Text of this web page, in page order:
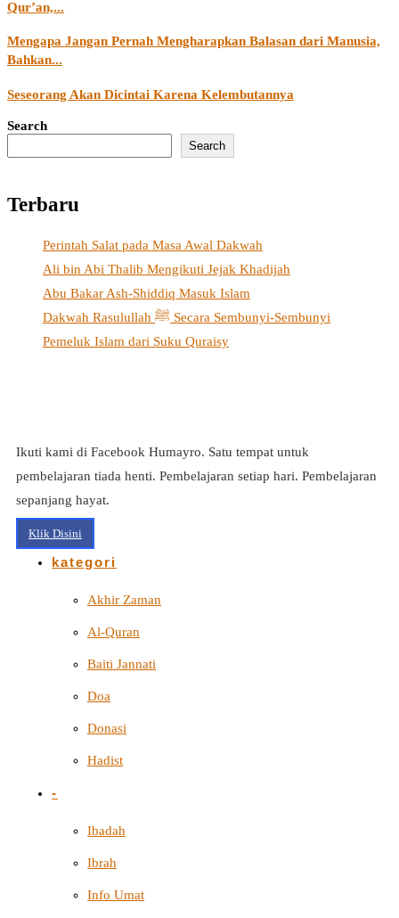
Qur’an,...
Mengapa Jangan Pernah Mengharapkan Balasan dari Manusia,
Bahkan...
Seseorang Akan Dicintai Karena Kelembutannya
Search
Search
Terbaru
Perintah Salat pada Masa Awal Dakwah
Ali bin Abi Thalib Mengikuti Jejak Khadijah
Abu Bakar Ash-Shiddiq Masuk Islam
Dakwah Rasulullah ﷺ Secara Sembunyi-Sembunyi
Pemeluk Islam dari Suku Quraisy
Ikuti kami di Facebook Humayro. Satu tempat untuk
pembelajaran tiada henti. Pembelajaran setiap hari. Pembelajaran
sepanjang hayat.
Klik Disini
kategori
Akhir Zaman
Al-Quran
Baiti Jannati
Doa
Donasi
Hadist
-
Ibadah
Ibrah
Info Umat